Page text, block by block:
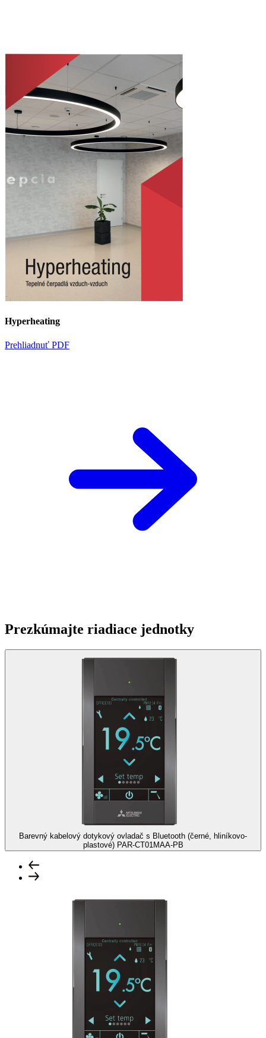
Hyperheating
Prehliadnuť PDF
Prezkúmajte riadiace jednotky
Barevný kabelový dotykový ovladač s Bluetooth (černé, hliníkovo-
plastové) PAR-CT01MAA-PB